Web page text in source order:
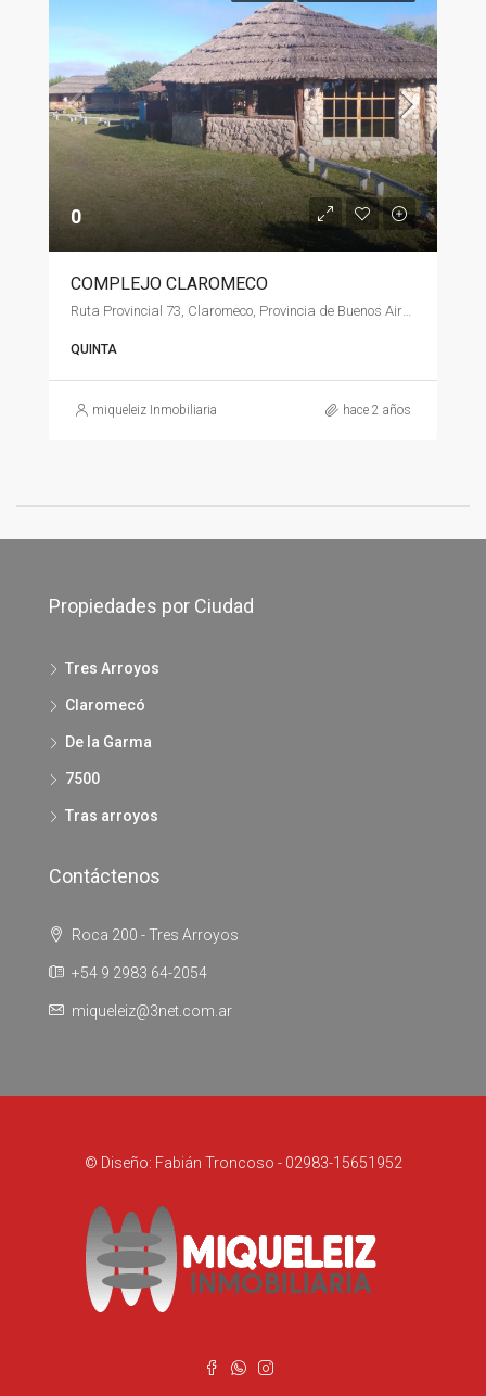
0
COMPLEJO CLAROMECO
QUINTA
miqueleiz Inmobiliaria hace 2 años
Propiedades por Ciudad
Tres Arroyos
Claromecó
De la Garma
7500
Tras arroyos
Contáctenos
Roca 200 - Tres Arroyos
+54 9 2983 64-2054
miqueleiz@3net.com.ar
© Diseño: Fabián Troncoso - 02983-15651952